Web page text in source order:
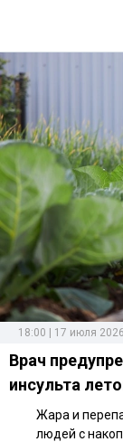
18:00 | 17 июля 2026
Врач
инсульта
Жара и
людей с